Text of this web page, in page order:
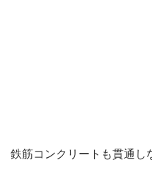
鉄筋コンクリートも貫通し